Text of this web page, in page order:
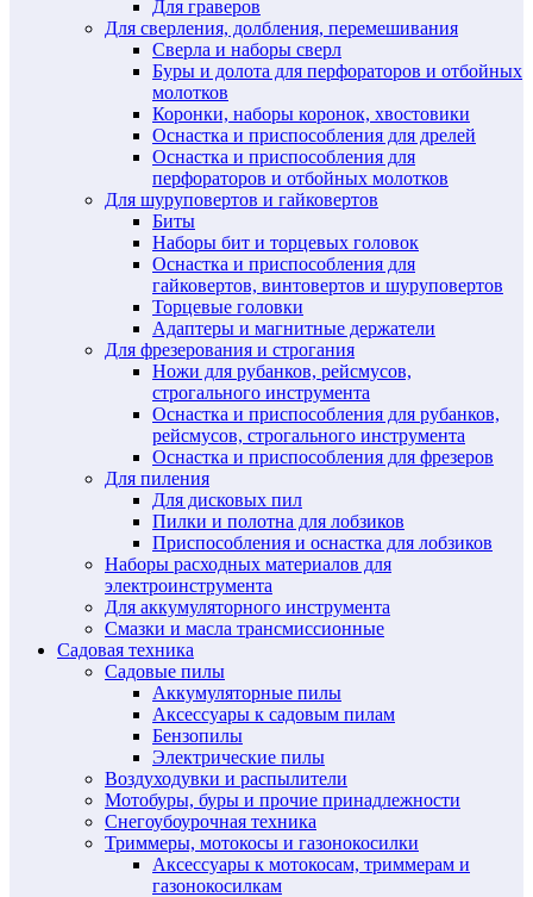
Для граверов
Для сверления, долбления, перемешивания
Сверла и наборы сверл
Буры и долота для перфораторов и отбойных
молотков
Коронки, наборы коронок, хвостовики
Оснастка и приспособления для дрелей
Оснастка и приспособления для
перфораторов и отбойных молотков
Для шуруповертов и гайковертов
Биты
Наборы бит и торцевых головок
Оснастка и приспособления для
гайковертов, винтовертов и шуруповертов
Торцевые головки
Адаптеры и магнитные держатели
Для фрезерования и строгания
Ножи для рубанков, рейсмусов,
строгального инструмента
Оснастка и приспособления для рубанков,
рейсмусов, строгального инструмента
Оснастка и приспособления для фрезеров
Для пиления
Для дисковых пил
Пилки и полотна для лобзиков
Приспособления и оснастка для лобзиков
Наборы расходных материалов для
электроинструмента
Для аккумуляторного инструмента
Смазки и масла трансмиссионные
Садовая техника
Садовые пилы
Аккумуляторные пилы
Аксессуары к садовым пилам
Бензопилы
Электрические пилы
Воздуходувки и распылители
Мотобуры, буры и прочие принадлежности
Снегоубоурочная техника
Триммеры, мотокосы и газонокосилки
Аксессуары к мотокосам, триммерам и
газонокосилкам